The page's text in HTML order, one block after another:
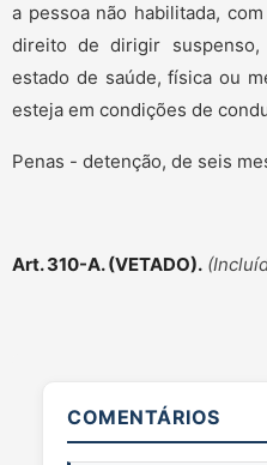
a pessoa não habilitada,
direito de dirigir
estado de saúde, física ou
esteja em condições de
Penas - detenção, de seis
Art. 310-A. (VETADO).
COMENTÁRIOS